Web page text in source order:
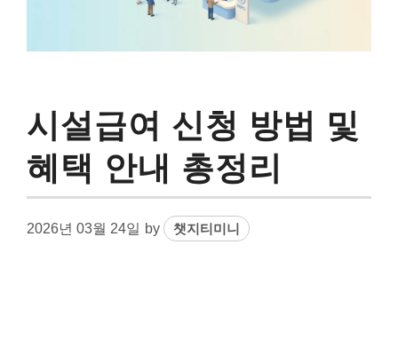
시설급여 신청 방법 및
혜택 안내 총정리
2026년 03월 24일 by 챗지티미니